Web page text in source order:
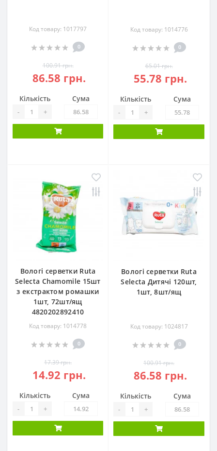
Код товару: 1017797
0
100.91 грн.
86.58 грн.
Кількість
- +
Сума
Код товару: 1014776
0
65.01 грн.
55.78 грн.
Кількість
- +
Сума
Вологі серветки Ruta
Selecta Chamomile 15шт
з екстрактом ромашки
1шт, 72шт/ящ
4820202892410
Код товару: 1014778
0
17.39 грн.
14.92 грн.
Кількість
- +
Сума
Вологі серветки Ruta
Selecta Дитячі 120шт,
1шт, 8шт/ящ
Код товару: 1024817
0
100.91 грн.
86.58 грн.
Кількість
- +
Сума